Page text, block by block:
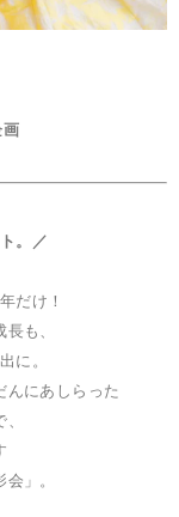
画
。／
だけ！
も、
に。
んにあしらった
」。